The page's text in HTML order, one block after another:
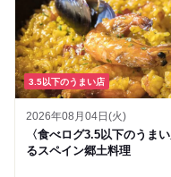
3.5以下のうまい店
2026年08月04日(火)
〈食べログ3.5以下のうま
るスペイン郷土料理